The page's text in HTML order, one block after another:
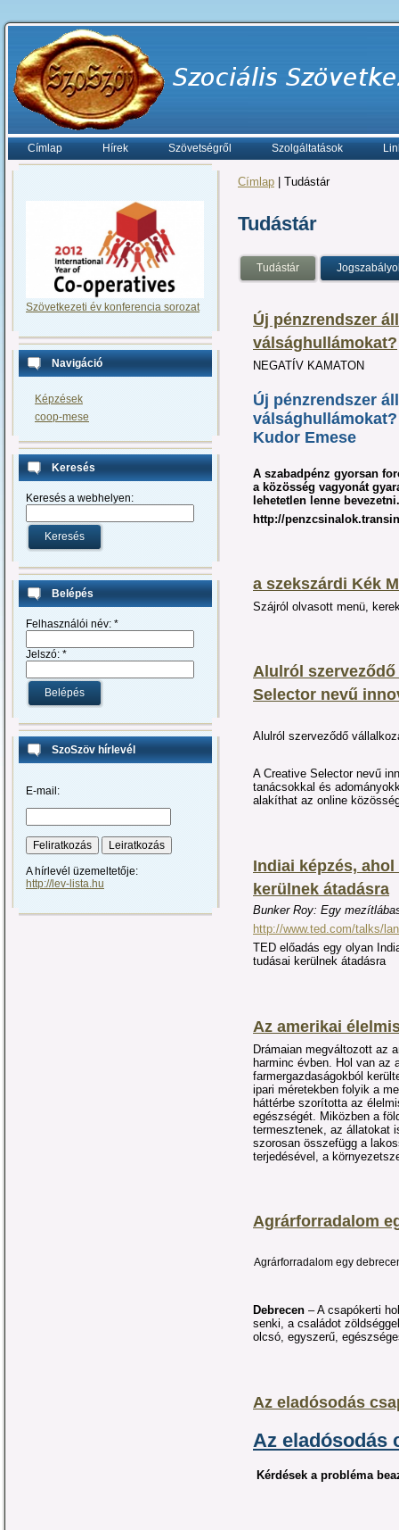
Címlap Hírek Szövetségről Szolgáltatások
Szövetkezeti év konferencia sorozat
Navigáció
Képzések
coop-mese
Keresés
Keresés a webhelyen:
Belépés
Felhasználói név: *
Jelszó: *
SzoSzöv hírlevél
E-mail:
A hírlevél üzemeltetője:
http://lev-lista.hu
Címlap | Tudástár
Tudástár
Tudástár
Új pénzrendszer
válsághullámokat?
NEGATÍV KAMATON
Új pénzrendszer
válsághullámokat?
Kudor Emese
A szabadpénz gyorsan
a közösség vagyonát
lehetetlen lenne
http://
a szekszárdi Kék
Szájról olvasott menü,
Alulról
Selector nevű
Alulról szerveződő
A Creative Selector nevű
tanácsokkal és
alakíthat az online
Indiai képzés,
kerülnek átadásra
Bunker Roy: Egy
http://www.ted.com/talks/
TED előadás egy olyan
tudásai kerülnek átadásra
Az amerikai
Drámaian megváltozott az
harminc évben. Hol van az
farmergazdaságokból
ipari méretekben folyik a
háttérbe szorította az
egészségét. Miközben a
termesztenek, az állatokat
szorosan összefügg a
terjedésével, a
Agrárforradalom
Agrárforradalom egy
Debrecen – A csapókerti
senki, a családot
olcsó, egyszerű,
Az eladósodás
Az eladósodás
Kérdések a probléma